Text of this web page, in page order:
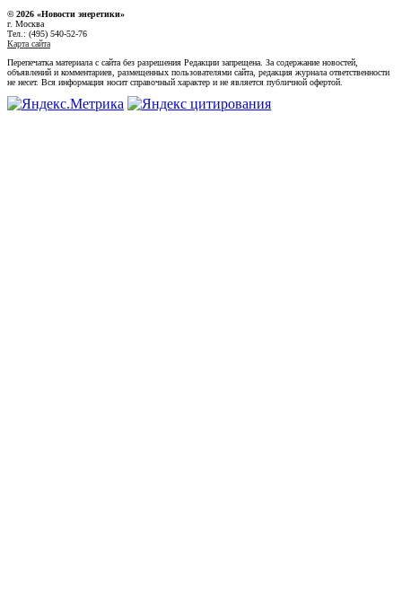
© 2026 «Новости энеретики»
г. Москва
Тел.: (495) 540-52-76
Карта сайта
Перепечатка материала с сайта без разрешения Редакции запрещена. За содержание новостей,
объявлений и комментариев, размещенных пользователями сайта, редакция журнала ответственности
не несет. Вся информация носит справочный характер и не является публичной офертой.